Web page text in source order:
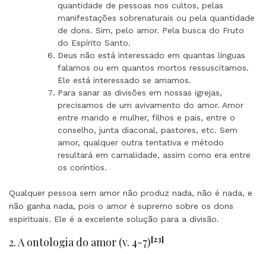
quantidade de pessoas nos cultos, pelas
manifestações sobrenaturais ou pela quantidade
de dons. Sim, pelo amor. Pela busca do Fruto
do Espírito Santo.
Deus não está interessado em quantas línguas
falamos ou em quantos mortos ressuscitamos.
Ele está interessado se amamos.
Para sanar as divisões em nossas igrejas,
precisamos de um avivamento do amor. Amor
entre marido e mulher, filhos e pais, entre o
conselho, junta diaconal, pastores, etc. Sem
amor, qualquer outra tentativa e método
resultará em carnalidade, assim como era entre
os coríntios.
Qualquer pessoa sem amor não produz nada, não é nada, e
não ganha nada, pois o amor é supremo sobre os dons
espirituais. Ele é a excelente solução para a divisão.
2. A ontologia do amor (v. 4-7)[23]